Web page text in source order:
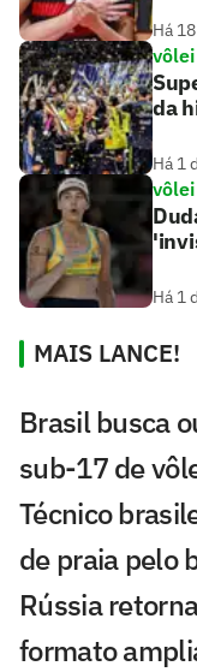
Há
vôlei
da
Há 1
vôlei
Há 1
MAIS LANCE!
Brasil busca
sub-17 de
Técnico
de praia pelo
Rússia
formato